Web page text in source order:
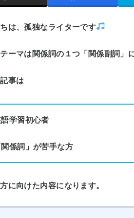
は、孤独なライターです
ーマは 関係詞の１つ「関係副詞」
事は
語学習初心者
関係詞」が苦手な方
に向けた内容になります。